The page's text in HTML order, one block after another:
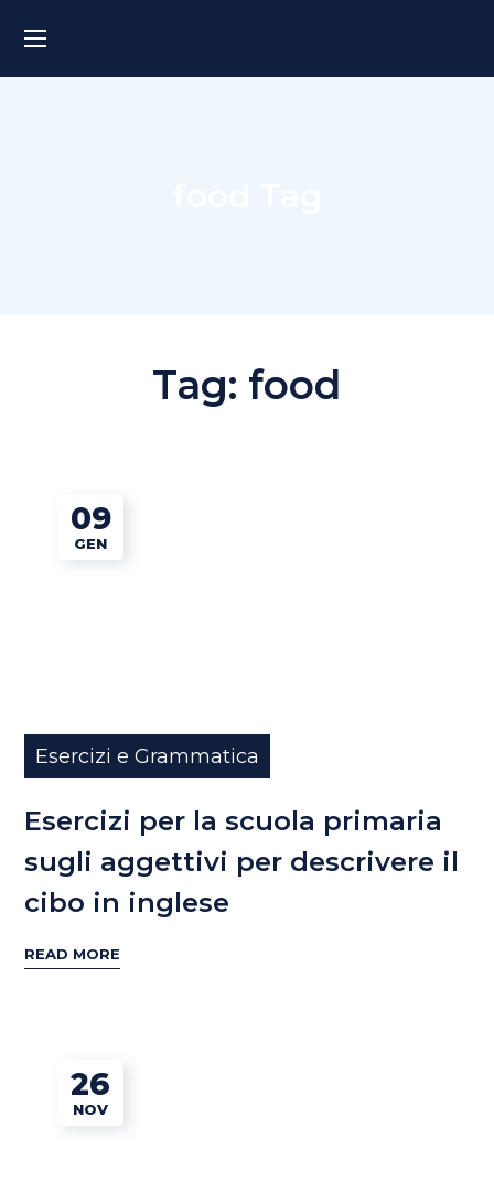
Tag: food
09
GEN
Esercizi e Grammatica
Esercizi per la scuola primaria
sugli aggettivi per descrivere il
cibo in inglese
READ MORE
26
NOV